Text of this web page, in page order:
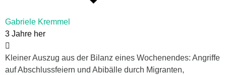
Gabriele Kremmel
3 Jahre her
Kleiner Auszug aus der Bilanz eines Wochenendes: Angriffe
auf Abschlussfeiern und Abibälle durch Migranten,